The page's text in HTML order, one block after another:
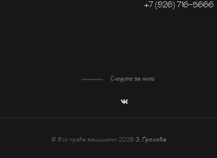
+7 (926) 716-5666
Следите за мной
© Все права защищены 2026 Э. Громова